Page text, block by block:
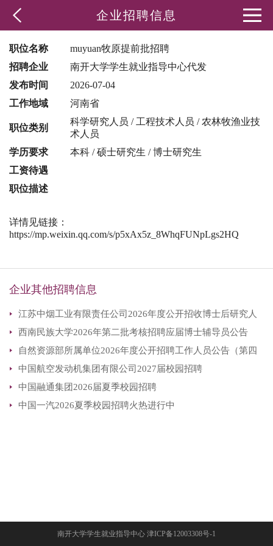
企业招聘信息
职位名称
muyuan牧原提前批招聘
招聘企业
南开大学学生就业指导中心代发
发布时间
2026-07-04
工作地域
河南省
职位类别
科学研究人员 / 工程技术人员 / 农林牧渔业技
术人员
学历要求
本科 / 硕士研究生 / 博士研究生
工资待遇
职位描述
详情见链接：
https://mp.weixin.qq.com/s/p5xAx5z_8WhqFUNpLgs2HQ
企业其他招聘信息
江苏中烟工业有限责任公司2026年度公开招收博士后研究人
员公告
西南民族大学2026年第二批考核招聘应届博士辅导员公告
自然资源部所属单位2026年度公开招聘工作人员公告（第四
批）
中国航空发动机集团有限公司2027届校园招聘
中国融通集团2026届夏季校园招聘
中国一汽2026夏季校园招聘火热进行中
南开大学学生就业指导中心 津ICP备12003308号-1